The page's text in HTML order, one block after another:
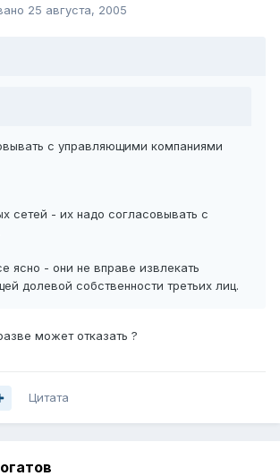
25 августа, 2005
с управляющими компаниями
сетей - их надо согласовывать с
ясно - они не вправе извлекать
долевой собственности третьих лиц.
может отказать ?
Цитата